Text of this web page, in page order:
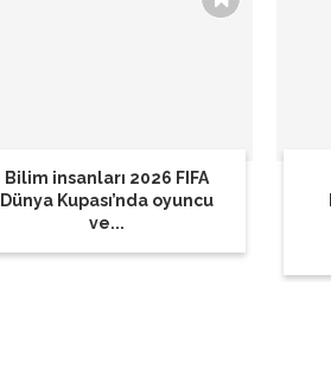
Bilim insanları 2026 FIFA
Dünya Kupası’nda oyuncu
ve...